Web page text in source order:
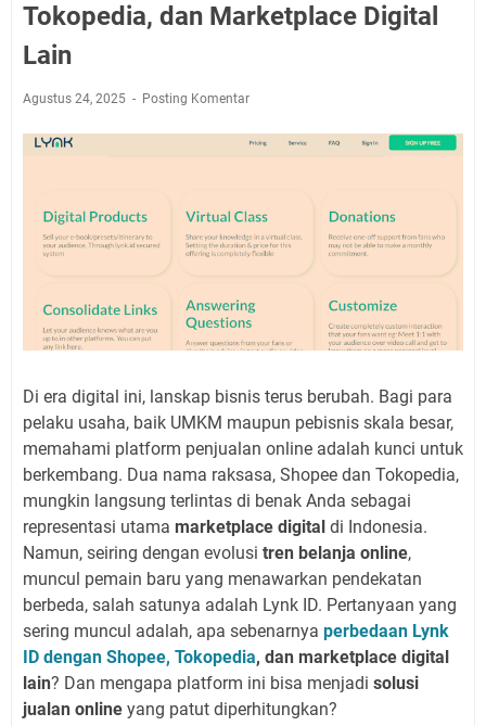
Tokopedia, dan Marketplace Digital
Lain
Agustus 24, 2025 Posting Komentar
Di era digital ini, lanskap bisnis terus berubah. Bagi para
pelaku usaha, baik UMKM maupun pebisnis skala besar,
memahami platform penjualan online adalah kunci untuk
berkembang. Dua nama raksasa, Shopee dan Tokopedia,
mungkin langsung terlintas di benak Anda sebagai
representasi utama marketplace digital di Indonesia.
Namun, seiring dengan evolusi tren belanja online,
muncul pemain baru yang menawarkan pendekatan
berbeda, salah satunya adalah Lynk ID. Pertanyaan yang
sering muncul adalah, apa sebenarnya perbedaan Lynk
ID dengan Shopee, Tokopedia, dan marketplace digital
lain? Dan mengapa platform ini bisa menjadi solusi
jualan online yang patut diperhitungkan?